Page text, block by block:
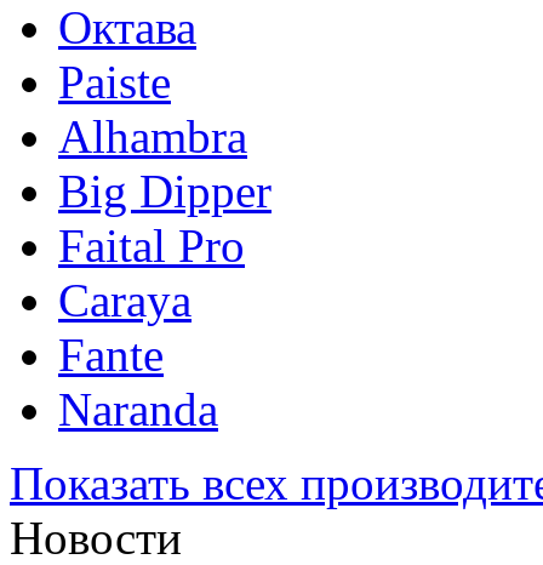
Октава
Paiste
Alhambra
Big Dipper
Faital Pro
Caraya
Fante
Naranda
Показать всех
Новости